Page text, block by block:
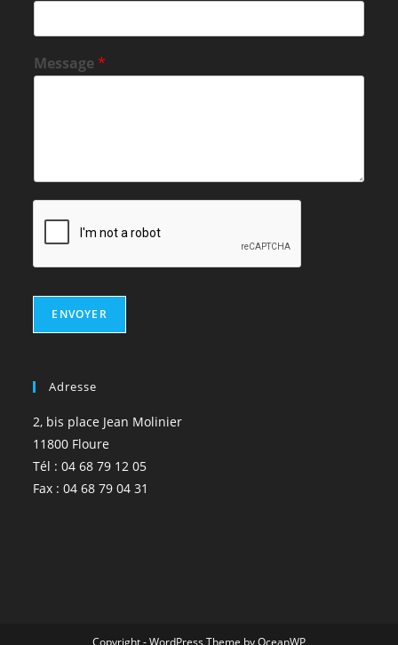
Message*
ENVOYER
Adresse
2, bis place Jean Molinier
11800 Floure
Tél : 04 68 79 12 05
Fax : 04 68 79 04 31